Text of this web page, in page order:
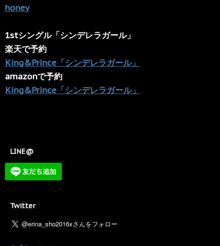
honey
1stシングル「シンデレラガール」
楽天で予約
King&Prince「シンデレラガール」
amazonで予約
King&Prince「シンデレラガール」
LINE@
Twitter